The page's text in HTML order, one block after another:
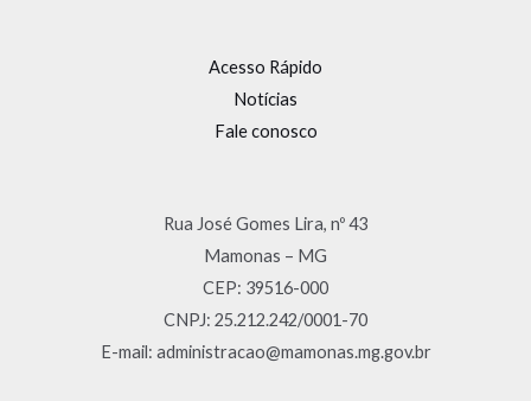
Acesso Rápido
Notícias
Fale conosco
Rua José Gomes Lira, nº 43
Mamonas – MG
CEP: 39516-000
CNPJ: 25.212.242/0001-70
E-mail: administracao@mamonas.mg.gov.br